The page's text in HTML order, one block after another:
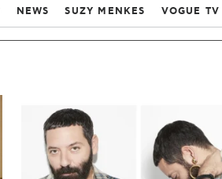
NEWS SUZY MENKES VOGUE TV